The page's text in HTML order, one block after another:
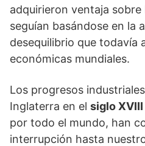
adquirieron ventaja sobre
seguían basándose en la
desequilibrio que todavía
económicas mundiales.
Los progresos
Inglaterra en el siglo XVIII
por todo el mundo, han
interrupción hasta